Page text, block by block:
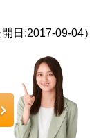
日:2017-09-04）